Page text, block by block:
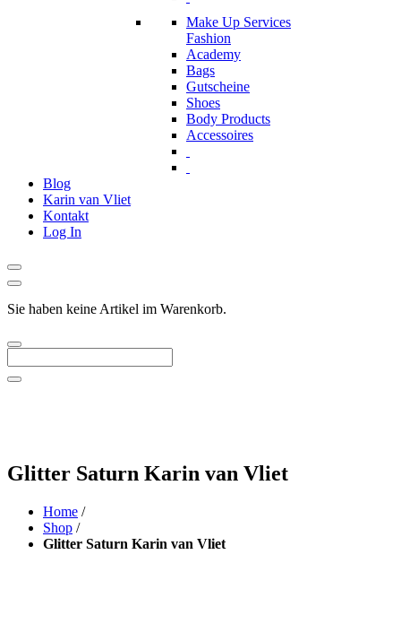
Make Up Services
Fashion
Academy
Bags
Gutscheine
Shoes
Body Products
Accessoires
Blog
Karin van Vliet
Kontakt
Log In
Sie haben keine Artikel im Warenkorb.
Glitter Saturn Karin van Vliet
Home /
Shop /
Glitter Saturn Karin van Vliet